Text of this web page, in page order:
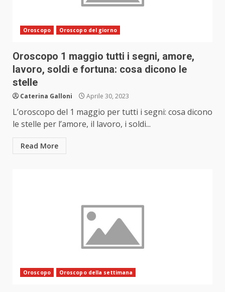
Oroscopo Oroscopo del giorno
Oroscopo 1 maggio tutti i segni, amore,
lavoro, soldi e fortuna: cosa dicono le
stelle
Caterina Galloni Aprile 30, 2023
L’oroscopo del 1 maggio per tutti i segni: cosa dicono
le stelle per l’amore, il lavoro, i soldi...
Read More
Oroscopo Oroscopo della settimana